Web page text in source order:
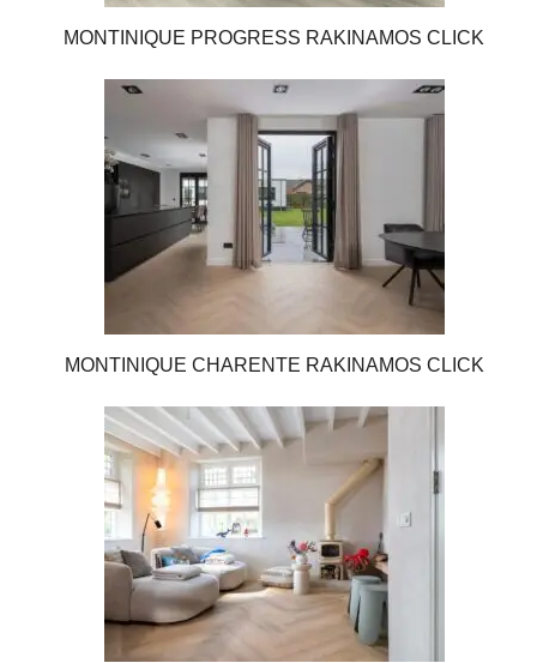
MONTINIQUE PROGRESS RAKINAMOS CLICK
MONTINIQUE CHARENTE RAKINAMOS CLICK